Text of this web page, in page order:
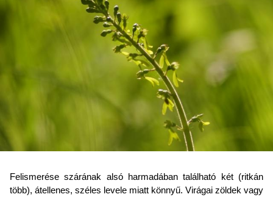
Felismerése szárának alsó harmadában található két (ritkán
több), átellenes, széles levele miatt könnyű. Virágai zöldek vagy